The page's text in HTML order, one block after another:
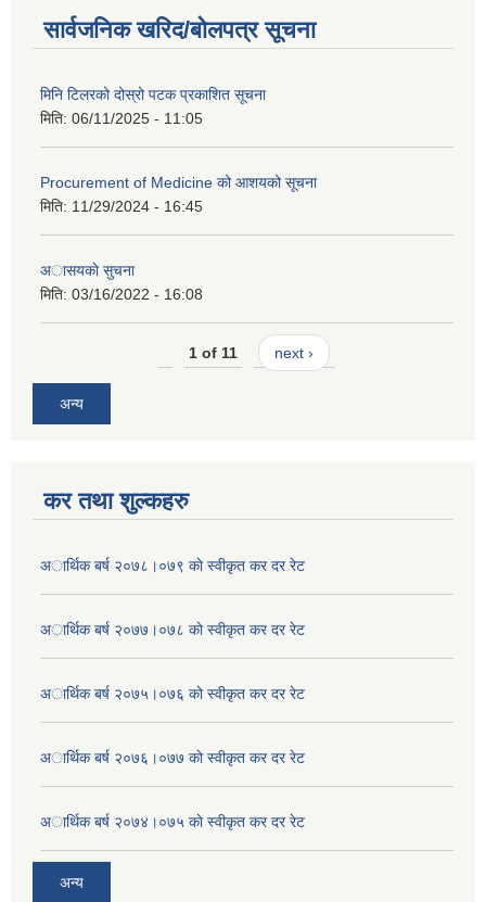
सार्वजनिक खरिद/बोलपत्र सूचना
मिनि टिलरको दोस्रो पटक प्रकाशित सूचना
मिति: 06/11/2025 - 11:05
Procurement of Medicine को आशयको सूचना
मिति: 11/29/2024 - 16:45
अासयकाे सुचना
मिति: 03/16/2022 - 16:08
1 of 11 next ›
अन्य
कर तथा शुल्कहरु
अार्थिक बर्ष २०७८।०७९ काे स्वीकृत कर दर रेट
अार्थिक बर्ष २०७७।०७८ काे स्वीकृत कर दर रेट
अार्थिक बर्ष २०७५।०७६ काे स्वीकृत कर दर रेट
अार्थिक बर्ष २०७६।०७७ काे स्वीकृत कर दर रेट
अार्थिक बर्ष २०७४।०७५ काे स्वीकृत कर दर रेट
अन्य